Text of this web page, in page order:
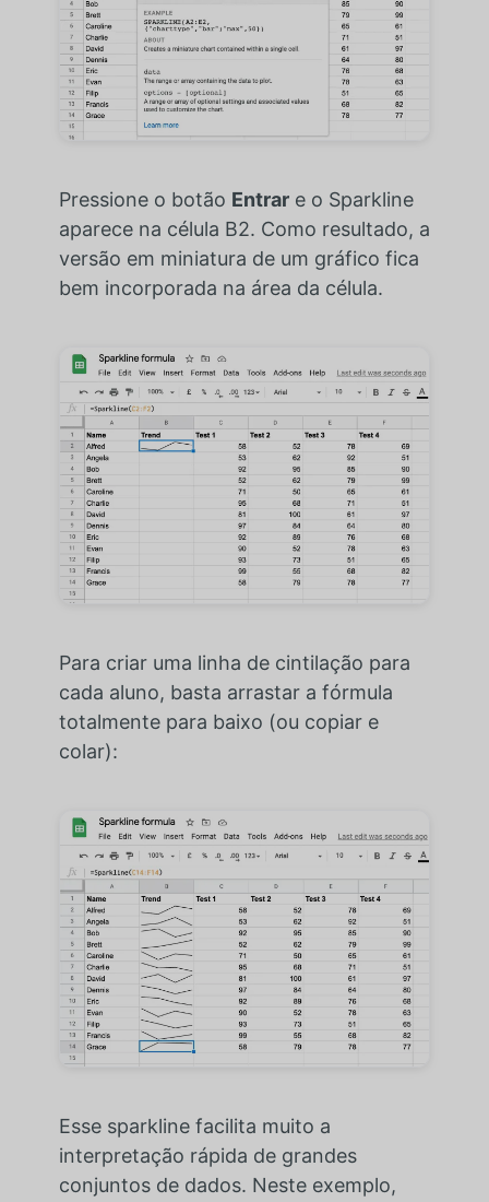
Pressione o botão Entrare o Sparkline
aparece na célula B2. Como resultado, a
versão em miniatura de um gráfico fica
bem incorporada na área da célula.
Para criar uma linha de cintilação para
cada aluno, basta arrastar a fórmula
totalmente para baixo (ou copiar e
colar):
Esse sparkline facilita muito a
interpretação rápida de grandes
conjuntos de dados. Neste exemplo,